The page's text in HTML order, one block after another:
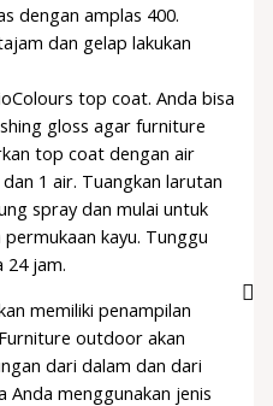
dengan amplas 400.
dan gelap lakukan
top coat. Anda bisa
gloss agar furniture
top coat dengan air
1 air. Tuangkan larutan
spray dan mulai untuk
kayu. Tunggu
24 jam.
memiliki penampilan
outdoor akan
dari dalam dan dari
Anda menggunakan jenis